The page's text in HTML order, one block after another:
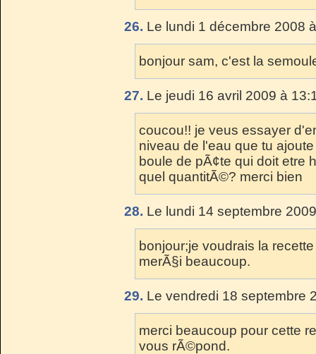
26. Le lundi 1 décembre 2008
bonjour sam, c'est la
27. Le jeudi 16 avril 2009 à
coucou!! je veus essayer
niveau de l'eau que tu
boule de pÃ¢te qui doit etre
quel quantitÃ©? merci bien
28. Le lundi 14 septembre
bonjour;je voudrais la
merÃ§i beaucoup.
29. Le vendredi 18 septembre
merci beaucoup pour cette
vous rÃ©pond.